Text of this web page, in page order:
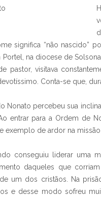
significa “não nascido”
Portel, na diocese de
pastor, visitava
Conta-se que,
Nonato percebeu sua
entrar para a Ordem de
exemplo de ardor na
conseguiu liderar uma
daqueles que
um dos cristãos. Na
e desse modo sofreu